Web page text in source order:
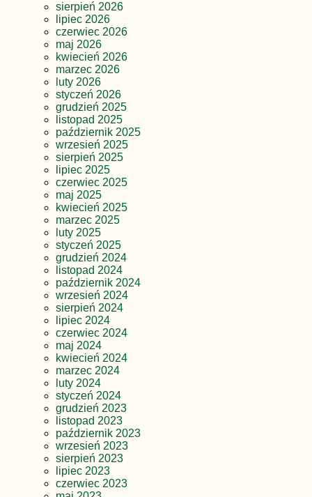
sierpień 2026
lipiec 2026
czerwiec 2026
maj 2026
kwiecień 2026
marzec 2026
luty 2026
styczeń 2026
grudzień 2025
listopad 2025
październik 2025
wrzesień 2025
sierpień 2025
lipiec 2025
czerwiec 2025
maj 2025
kwiecień 2025
marzec 2025
luty 2025
styczeń 2025
grudzień 2024
listopad 2024
październik 2024
wrzesień 2024
sierpień 2024
lipiec 2024
czerwiec 2024
maj 2024
kwiecień 2024
marzec 2024
luty 2024
styczeń 2024
grudzień 2023
listopad 2023
październik 2023
wrzesień 2023
sierpień 2023
lipiec 2023
czerwiec 2023